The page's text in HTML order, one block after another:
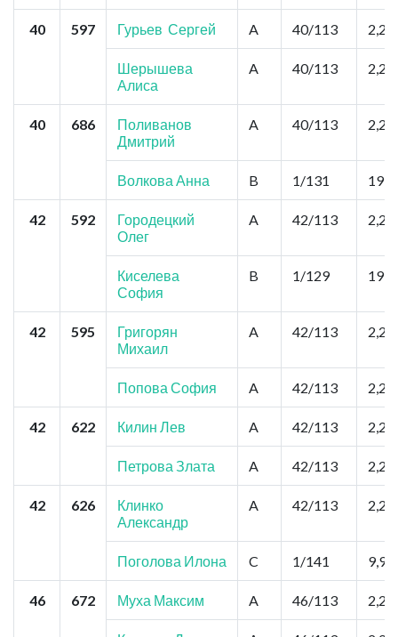
40 597 Гурьев Сергей A 40/113 2,2
Шерышева
Алиса
A 40/113 2,2
40 686
Поливанов
Дмитрий
A 40/113 2,2
Волкова Анна B 1/131 19,8
42 592
Городецкий
Олег
A 42/113 2,2
Киселева
София
B 1/129 19,8
42 595
Григорян
Михаил
A 42/113 2,2
Попова София A 42/113 2,2
42 622 Килин Лев A 42/113 2,2
Петрова Злата A 42/113 2,2
42 626
Клинко
Александр
A 42/113 2,2
Поголова Илона C 1/141 9,9
46 672 Муха Максим A 46/113 2,2